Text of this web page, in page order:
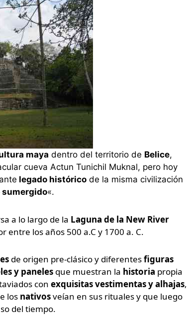
maya dentro del territorio de Belice,
cueva Actun Tunichil Muknal, pero hoy
legado históricode la misma civilización
«.
a lo largo de la Laguna de la New River
entre los años 500 a.C y 1700 a. C.
de origen pre-clásico y diferentesfiguras
y panelesque muestran la historia propia
con exquisitas vestimentas y alhajas,
los nativosveían en sus rituales y que luego
del tiempo.